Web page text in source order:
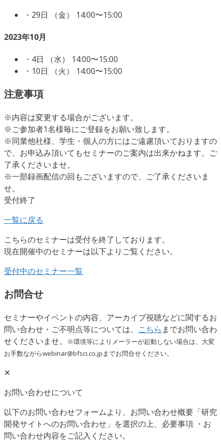
・29日 （金） 14:00〜15:00
2023年10月
・4日 （水） 14:00〜15:00
・10日 （火） 14:00〜15:00
注意事項
※内容は変更する場合がございます。
※ご参加者1名様毎にご登録をお願い致します。
※同業他社様、学生・個人の方にはご遠慮頂いておりますの
で、お申込み頂いてもセミナーのご案内は出来かねます。ご
了承くださいませ。
※一部録画配信の回もございますので、ご了承くださいま
せ。
受付終了
一覧に戻る
こちらのセミナーは受付を終了しております。
現在開催中のセミナーは以下よりご覧ください。
受付中のセミナー一覧
お問合せ
セミナーやイベントの内容、アーカイブ視聴などに関するお
問い合わせ・ご不明点等については、 こちら までお問い合わ
せくださいませ。
※環境等によりメーラーが起動しない場合は、大変
お手数ながらwebinar@bfsci.co.jpまでお問合せください。
✕
お問い合わせについて
以下のお問い合わせフォームより、お問い合わせ概要「研究
開発サイトへのお問い合わせ」を選択の上、必要事項 ・お
問い合わせ内容をご記入ください。